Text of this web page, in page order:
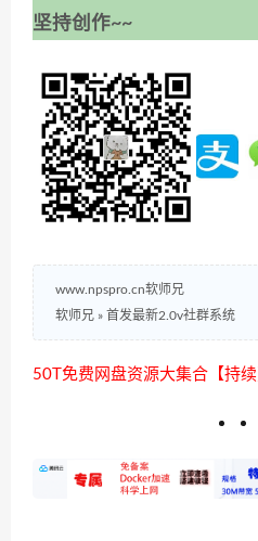
坚持创作~~
www.npspro.cn软师兄
软师兄 » 首发最新2.0v社群系统
50T免费网盘资源大集合【持续